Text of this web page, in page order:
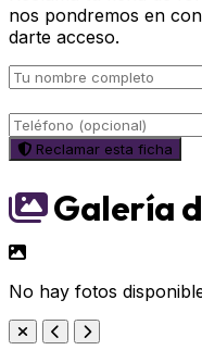
nos pondremos en
darte acceso.
Reclamar esta ficha
Galería
No hay fotos